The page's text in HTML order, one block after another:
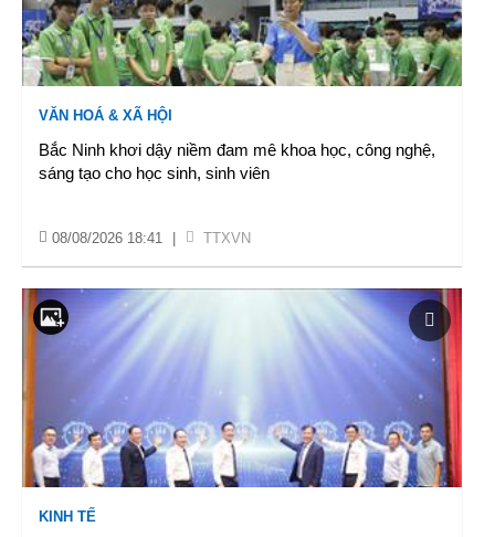
VĂN HOÁ & XÃ HỘI
Bắc Ninh khơi dậy niềm đam mê khoa học, công nghệ,
sáng tạo cho học sinh, sinh viên
08/08/2026 18:41 TTXVN
KINH TẾ